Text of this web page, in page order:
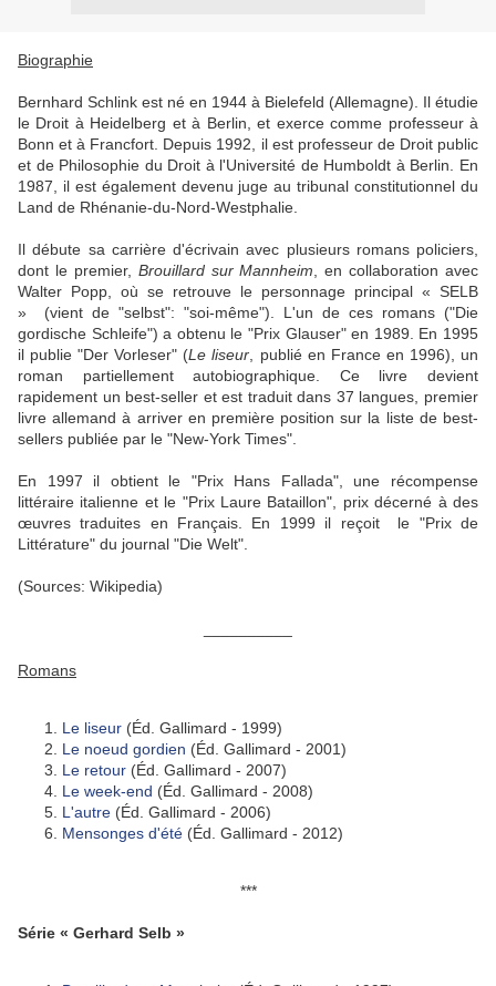
Biographie
Bernhard Schlink est né en 1944 à Bielefeld (Allemagne). Il étudie
le Droit à Heidelberg et à Berlin, et exerce comme professeur à
Bonn et à Francfort. Depuis 1992, il est professeur de Droit public
et de Philosophie du Droit à l'Université de Humboldt à Berlin. En
1987, il est également devenu juge au tribunal constitutionnel du
Land de Rhénanie-du-Nord-Westphalie.
Il débute sa carrière d'écrivain avec plusieurs romans policiers,
dont le premier, Brouillard sur Mannheim , en collaboration avec
Walter Popp, où se retrouve le personnage principal « SELB
»
(vient de "selbst": "soi-même"). L'un de ces romans ("Die
gordische Schleife") a obtenu le "Prix Glauser" en 1989. En 1995
il publie "Der Vorleser" (Le liseur , publié en France en 1996), un
roman partiellement autobiographique. Ce livre devient
rapidement un best-seller et est traduit dans 37 langues, premier
livre allemand à arriver en première position sur la liste de best-
sellers publiée par le "New-York Times".
En 1997 il obtient le "Prix Hans Fallada", une récompense
littéraire italienne et le "Prix Laure Bataillon", prix décerné à des
œuvres traduites en Français. En 1999 il reçoit le "Prix de
Littérature" du journal "Die Welt".
(Sources: Wikipedia)
Romans
Le liseur (Éd. Gallimard - 1999)
Le noeud gordien (Éd. Gallimard - 2001)
Le retour (Éd. Gallimard - 2007)
Le week-end (Éd. Gallimard - 2008)
L'autre (Éd. Gallimard - 2006)
Mensonges d'été (Éd. Gallimard - 2012)
***
Série « Gerhard Selb »